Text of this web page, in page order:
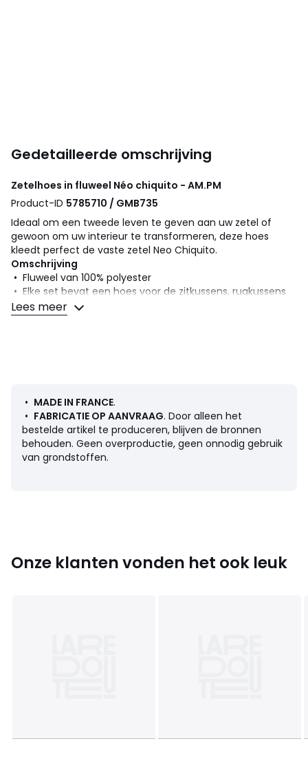
Gedetailleerde omschrijving
Zetelhoes in fluweel Néo chiquito - AM.PM
Product-ID 5785710 / GMB735
Ideaal om een tweede leven te geven aan uw zetel of
gewoon om uw interieur te transformeren, deze hoes
kleedt perfect de vaste zetel Neo Chiquito.
Omschrijving
• Fluweel van 100% polyester
• Elke set bevat een hoes voor de zitkussens, rugkussens
en het frame.
Kleuren Groen , Brons, Pauwblauw, Cinaberrood,
Cedergroen
Lees meer
• MADE IN FRANCE.
• FABRICATIE OP AANVRAAG. Door alleen het
bestelde artikel te produceren, blijven de bronnen
behouden. Geen overproductie, geen onnodig gebruik
van grondstoffen.
Onze klanten vonden het ook leuk